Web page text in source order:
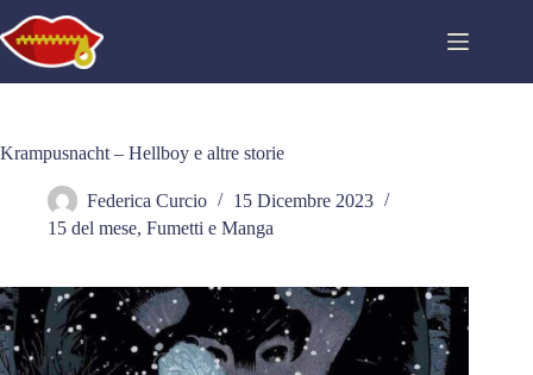
al
contenuto
Krampusnacht – Hellboy e altre storie
Federica Curcio
15 Dicembre 2023
15 del mese, Fumetti e Manga